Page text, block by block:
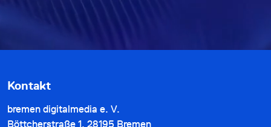
Kontakt
bremen digitalmedia e. V.
Böttcherstraße 1, 28195 Bremen